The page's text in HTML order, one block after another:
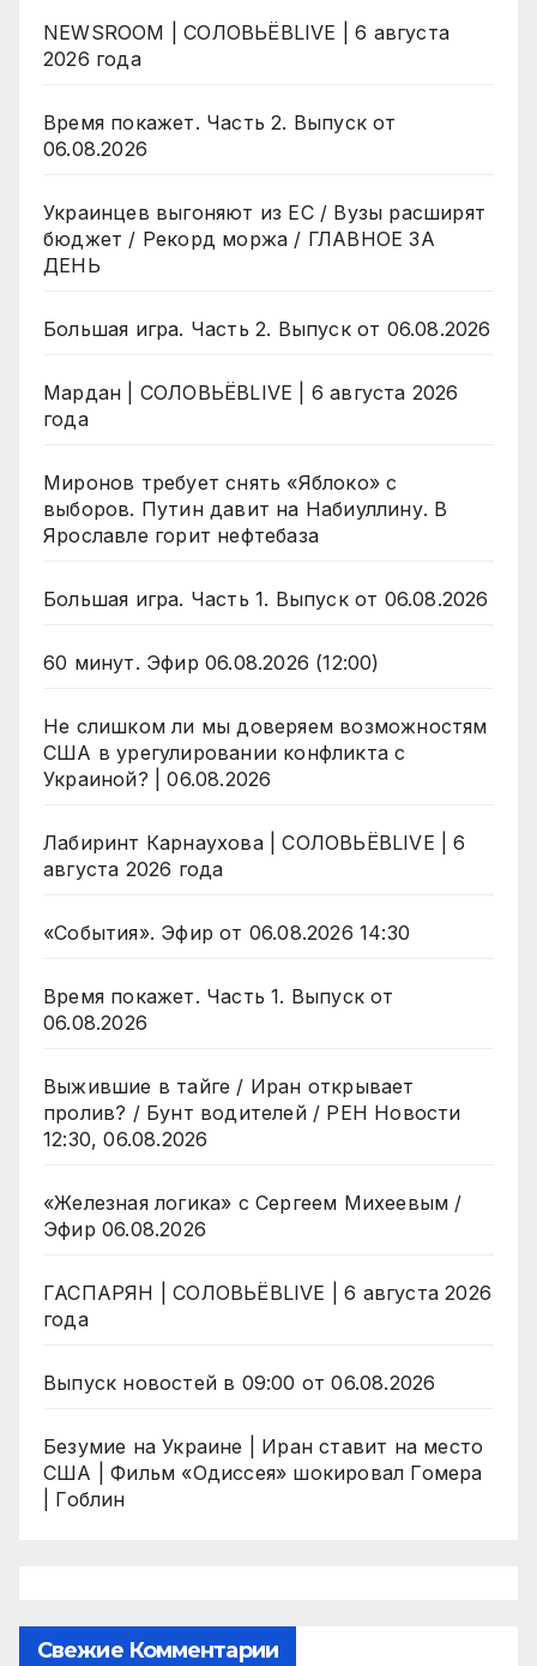
NEWSROOM | СОЛОВЬЁВLIVE | 6 августа
2026 года
Время покажет. Часть 2. Выпуск от
06.08.2026
Украинцев выгоняют из ЕС / Вузы расширят
бюджет / Рекорд моржа / ГЛАВНОЕ ЗА
ДЕНЬ
Большая игра. Часть 2. Выпуск от 06.08.2026
Мардан | СОЛОВЬЁВLIVE | 6 августа 2026
года
Миронов требует снять «Яблоко» с
выборов. Путин давит на Набиуллину. В
Ярославле горит нефтебаза
Большая игра. Часть 1. Выпуск от 06.08.2026
60 минут. Эфир 06.08.2026 (12:00)
Не слишком ли мы доверяем возможностям
США в урегулировании конфликта с
Украиной? | 06.08.2026
Лабиринт Карнаухова | СОЛОВЬЁВLIVE | 6
августа 2026 года
«События». Эфир от 06.08.2026 14:30
Время покажет. Часть 1. Выпуск от
06.08.2026
Выжившие в тайге / Иран открывает
пролив? / Бунт водителей / РЕН Новости
12:30, 06.08.2026
«Железная логика» с Сергеем Михеевым /
Эфир 06.08.2026
ГАСПАРЯН | СОЛОВЬЁВLIVE | 6 августа 2026
года
Выпуск новостей в 09:00 от 06.08.2026
Безумие на Украине | Иран ставит на место
США | Фильм «Одиссея» шокировал Гомера
| Гоблин
Свежие Комментарии